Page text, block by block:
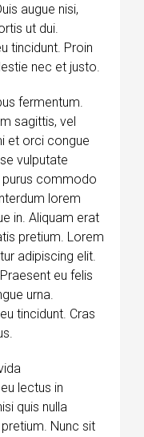
augue nisi,
ut dui.
tincidunt. Proin
nec et justo.
fermentum.
sagittis, vel
et orci congue
vulputate
purus commodo
lorem
in. Aliquam erat
pretium. Lorem
adipiscing elit.
eu felis
urna.
tincidunt. Cras
lectus in
quis nulla
Nunc sit